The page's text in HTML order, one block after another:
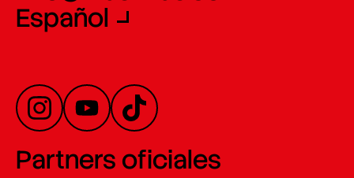
Español
Partners oficiales